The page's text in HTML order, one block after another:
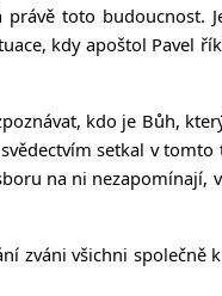
toto budoucnost.
kdy apoštol Pavel
kdo je Bůh,
setkal v
na ni nezapomínají,
zváni všichni